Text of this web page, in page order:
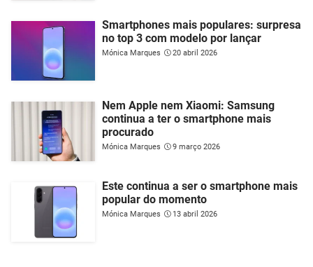
Smartphones mais populares: surpresa
no top 3 com modelo por lançar
Mónica Marques 20 abril 2026
Nem Apple nem Xiaomi: Samsung
continua a ter o smartphone mais
procurado
Mónica Marques 9 março 2026
Este continua a ser o smartphone mais
popular do momento
Mónica Marques 13 abril 2026